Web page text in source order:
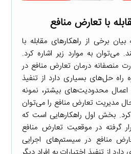
با تعارض منافع
برخی از را‌هکارهای مقابله با
می‌توان به موارد زیر اشاره کرد.
منصفانه درمان تعارض منافع در
راه حل‌های بسیاری دارد از تنفیذ
اعمال محدودیت‌های بیشتر، نمونه
مدیریت تعارض منافع را می‌توان
بخش اول راهکارهایی است که
گرفته در موقعیت تعارض منافع
منافع در سیستم‌های اجرایی